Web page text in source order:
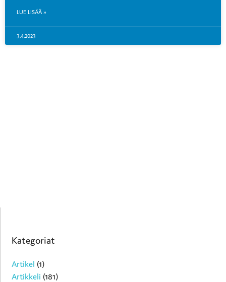
LUE LISÄÄ »
3.4.2023
Kategoriat
Artikel (1)
Artikkeli (181)